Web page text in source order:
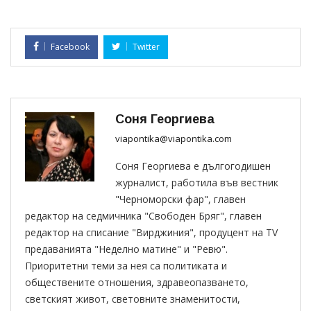
Facebook Twitter
Соня Георгиева
viapontika@viapontika.com
Соня Георгиева е дългогодишен
журналист, работила във вестник
"Черноморски фар", главен
редактор на седмичника "Свободен Бряг", главен
редактор на списание "Вирджиния", продуцент на TV
предаванията "Неделно матине" и "Ревю".
Приоритетни теми за нея са политиката и
обществените отношения, здравеопазването,
светският живот, световните знаменитости,